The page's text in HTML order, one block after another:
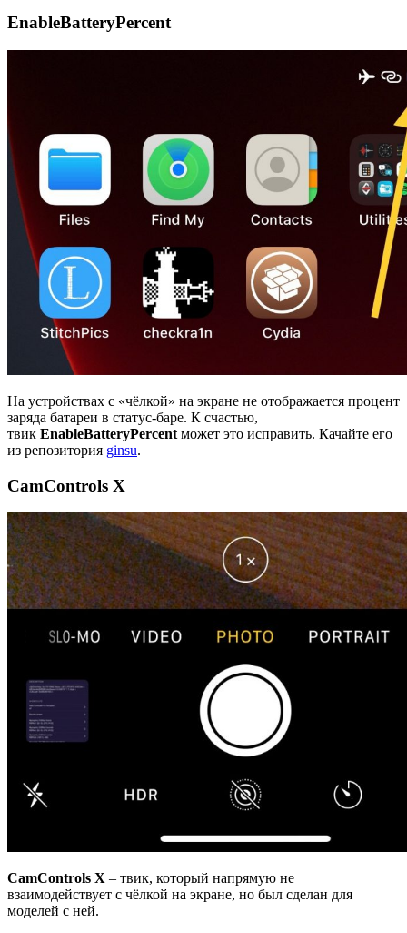
EnableBatteryPercent
На устройствах с «чёлкой» на экране не отображается процент
заряда батареи в статус-баре. К счастью,
твик EnableBatteryPercent может это исправить. Качайте его
из репозитория ginsu.
CamControls X
CamControls X – твик, который напрямую не
взаимодействует с чёлкой на экране, но был сделан для
моделей с ней.